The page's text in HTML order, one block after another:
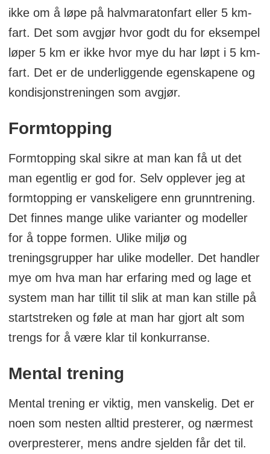
ikke om å løpe på halvmaratonfart eller 5 km-
fart. Det som avgjør hvor godt du for eksempel
løper 5 km er ikke hvor mye du har løpt i 5 km-
fart. Det er de underliggende egenskapene og
kondisjonstreningen som avgjør.
Formtopping
Formtopping skal sikre at man kan få ut det
man egentlig er god for. Selv opplever jeg at
formtopping er vanskeligere enn grunntrening.
Det finnes mange ulike varianter og modeller
for å toppe formen. Ulike miljø og
treningsgrupper har ulike modeller. Det handler
mye om hva man har erfaring med og lage et
system man har tillit til slik at man kan stille på
startstreken og føle at man har gjort alt som
trengs for å være klar til konkurranse.
Mental trening
Mental trening er viktig, men vanskelig. Det er
noen som nesten alltid presterer, og nærmest
overpresterer, mens andre sjelden får det til.